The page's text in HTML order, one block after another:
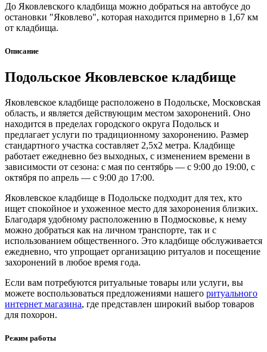
До Яковлевского кладбища можно добраться на автобусе до
остановки "Яковлево", которая находится примерно в 1,67 км
от кладбища.
Описание
Подольское Яковлевское кладбище
Яковлевское кладбище расположено в Подольске, Московская
область, и является действующим местом захоронений. Оно
находится в пределах городского округа Подольск и
предлагает услуги по традиционному захоронению. Размер
стандартного участка составляет 2,5х2 метра. Кладбище
работает ежедневно без выходных, с изменением времени в
зависимости от сезона: с мая по сентябрь — с 9:00 до 19:00, с
октября по апрель — с 9:00 до 17:00.
Яковлевское кладбище в Подольске подходит для тех, кто
ищет спокойное и ухоженное место для захоронения близких.
Благодаря удобному расположению в Подмосковье, к нему
можно добраться как на личном транспорте, так и с
использованием общественного. Это кладбище обслуживается
ежедневно, что упрощает организацию ритуалов и посещение
захоронений в любое время года.
Если вам потребуются ритуальные товары или услуги, вы
можете воспользоваться предложениями нашего ритуального
интернет магазина, где представлен широкий выбор товаров
для похорон.
Режим работы